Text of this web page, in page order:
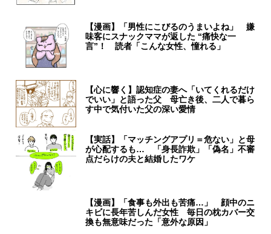
【漫画】「男性にこびるのうまいよね」 嫌
味客にスナックママが返した “痛快な一
言”！ 読者「こんな女性、憧れる」
【心に響く】認知症の妻へ「いてくれるだけ
でいい」と語った父 母亡き後、二人で暮ら
す中で気付いた父の深い愛情
【実話】「マッチングアプリ＝危ない」と母
が心配するも… 「身長詐欺」「偽名」不審
点だらけの夫と結婚したワケ
【漫画】「食事も外出も苦痛…」 顔中のニ
キビに長年苦しんだ女性 毎日の枕カバー交
換も無意味だった「意外な原因」